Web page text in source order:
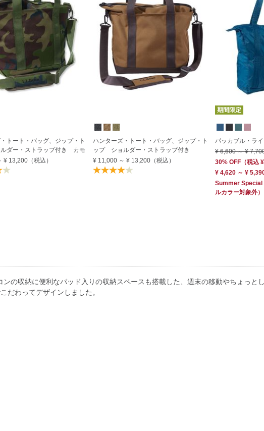
トート・バッグ、ジップ・ト
ダー・ストラップ付き カモ
¥ 13,200 （税込）
ハンターズ・トート・バッグ、ジップ・ト
ップ ショルダー・ストラップ付き
¥ 11,000～ ¥ 13,200（税込）
期間限定
パッカブル・ラ
¥ 6,600～¥
30% OFF （税込
¥ 4,620 ～ ¥
Summer Special
ルカラー対象外）
の収納に便利なパッド入りの収納スペースも搭載した、週末の移動やちょっと
だわってデザインしました。